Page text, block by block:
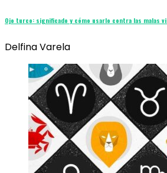
Ojo turco: significado y cómo usarlo contra las malas
Delfina Varela